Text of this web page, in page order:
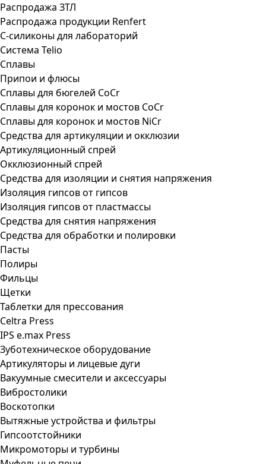
Распродажа ЗТЛ
Распродажа продукции Renfert
С-силиконы для лабораторий
Система Telio
Сплавы
Припои и флюсы
Сплавы для бюгелей CoCr
Сплавы для коронок и мостов CoCr
Сплавы для коронок и мостов NiCr
Средства для артикуляции и окклюзии
Артикуляционный спрей
Окклюзионный спрей
Средства для изоляции и снятия напряжения
Изоляция гипсов от гипсов
Изоляция гипсов от пластмассы
Средства для снятия напряжения
Средства для обработки и полировки
Пасты
Полиры
Фильцы
Щетки
Таблетки для прессования
Celtra Press
IPS e.max Press
Зуботехническое оборудование
Артикуляторы и лицевые дуги
Вакуумные смесители и аксессуары
Вибростолики
Воскотопки
Вытяжные устройства и фильтры
Гипсоотстойники
Микромоторы и турбины